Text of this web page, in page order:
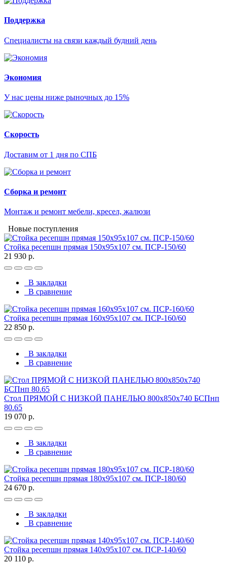
Поддержка
Специалисты на связи каждый будний день
Экономия
У нас цены ниже рыночных до 15%
Скорость
Доставим от 1 дня по СПБ
Сборка и ремонт
Монтаж и ремонт мебели, кресел, жалюзи
Новые поступления
Стойка ресепшн прямая 150х95х107 см. ПСР-150/60
21 930 р.
В закладки
В сравнение
Стойка ресепшн прямая 160х95х107 см. ПСР-160/60
22 850 р.
В закладки
В сравнение
Стол ПРЯМОЙ С НИЗКОЙ ПАНЕЛЬЮ 800х850х740 БСПнп
80.65
19 070 р.
В закладки
В сравнение
Стойка ресепшн прямая 180х95х107 см. ПСР-180/60
24 670 р.
В закладки
В сравнение
Стойка ресепшн прямая 140х95х107 см. ПСР-140/60
20 110 р.